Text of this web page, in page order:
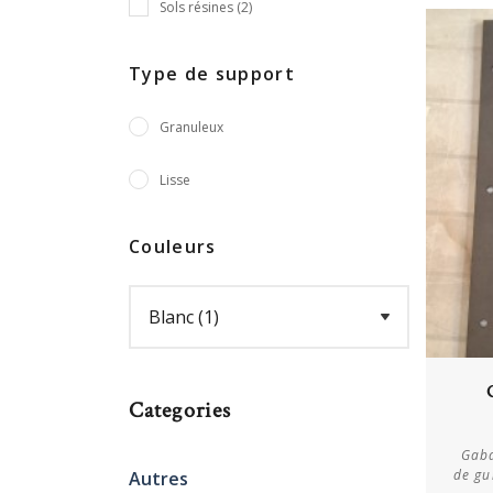
Sols résines (2)
Type de support
Granuleux
Lisse
Couleurs
Categories
Autres
de